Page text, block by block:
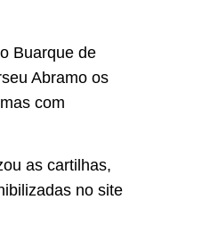
Buarque de
Abramo os
com
as cartilhas,
no site